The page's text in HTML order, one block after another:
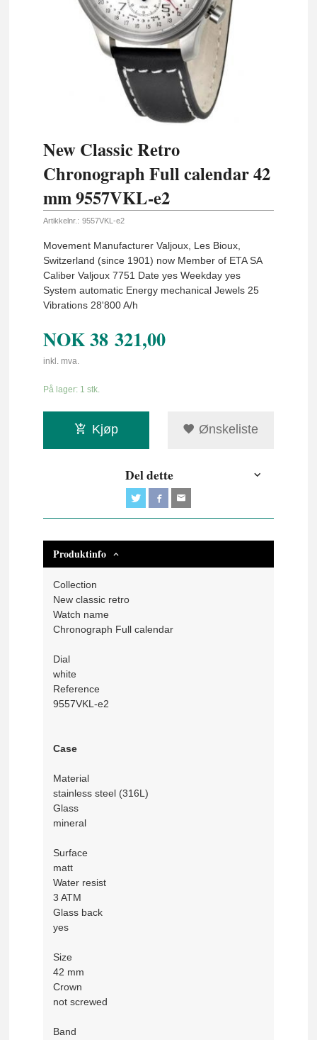
New Classic Retro
Chronograph Full calendar 42
mm 9557VKL-e2
Artikkelnr.: 9557VKL-e2
Movement Manufacturer Valjoux, Les Bioux,
Switzerland (since 1901) now Member of ETA SA
Caliber Valjoux 7751 Date yes Weekday yes
System automatic Energy mechanical Jewels 25
Vibrations 28'800 A/h
NOK38 321,00
inkl. mva.
På lager: 1 stk.
Kjøp Ønskeliste
Del dette
Produktinfo
Collection
New classic retro
Watch name
Chronograph Full calendar
Dial
white
Reference
9557VKL-e2
Case
Material
stainless steel (316L)
Glass
mineral
Surface
matt
Water resist
3 ATM
Glass back
yes
Size
42 mm
Crown
not screwed
Band